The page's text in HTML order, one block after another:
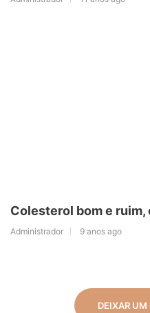
Colesterol bom e
Administrador 9 anos ago
DEIXAR